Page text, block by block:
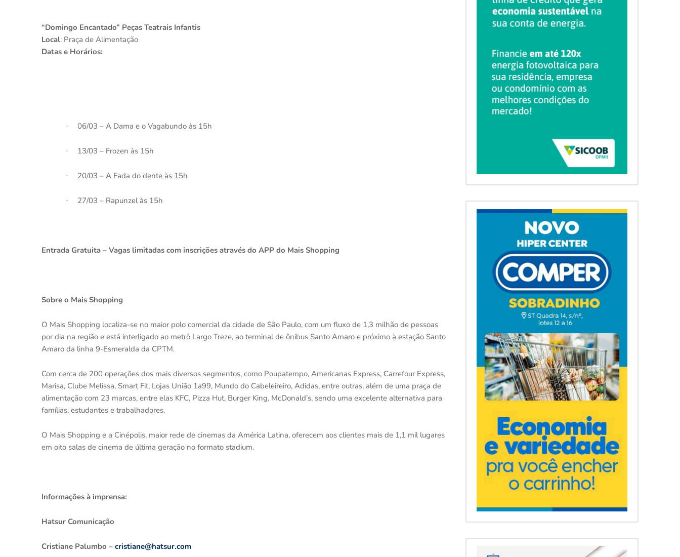
“Domingo Encantado” Peças Teatrais Infantis
Local: Praça de Alimentação
Datas e Horários:
· 06/03 – A Dama e o Vagabundo às 15h
· 13/03 – Frozen às 15h
· 20/03 – A Fada do dente às 15h
· 27/03 – Rapunzel às 15h
Entrada Gratuita – Vagas limitadas com inscrições através do APP do Mais Shopping
Sobre o Mais Shopping
O Mais Shopping localiza-se no maior polo comercial da cidade de São Paulo, com um fluxo de 1,3 milhão de pessoas
por dia na região e está interligado ao metrô Largo Treze, ao terminal de ônibus Santo Amaro e próximo à estação Santo
Amaro da linha 9-Esmeralda da CPTM.
Com cerca de 200 operações dos mais diversos segmentos, como Poupatempo, Americanas Express, Carrefour Express,
Marisa, Clube Melissa, Smart Fit, Lojas União 1a99, Mundo do Cabeleireiro, Adidas, entre outras, além de uma praça de
alimentação com 23 marcas, entre elas KFC, Pizza Hut, Burger King, McDonald’s, sendo uma excelente alternativa para
famílias, estudantes e trabalhadores.
O Mais Shopping e a Cinépolis, maior rede de cinemas da América Latina, oferecem aos clientes mais de 1,1 mil lugares
em oito salas de cinema de última geração no formato stadium.
Informações à imprensa:
Hatsur Comunicação
Cristiane Palumbo – cristiane@hatsur.com